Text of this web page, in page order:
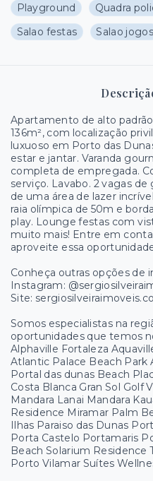
Playground
Quadra
Salao festas
Salao jogos
Apartamento de alto
136m², com localização
luxuoso em Porto das
estar e jantar. Varanda
completa de empregada.
serviço. Lavabo. 2 vagas
de uma área de lazer
raia olímpica de 50m e
play. Lounge festas com
muito mais! Entre em
aproveite essa
Conheça outras opções de
Instagram:
Site:
Somos especialistas na
oportunidades que temos
Alphaville Fortaleza
Atlantic Palace Beach Park
Portal das dunas Beach
Costa Blanca Gran Sol Golf
Mandara Lanai Mandara
Residence Miramar Palm
Ilhas Paraiso das Dunas
Porta Castelo Portamaris
Beach Solarium Residence
Porto Vilamar Suítes